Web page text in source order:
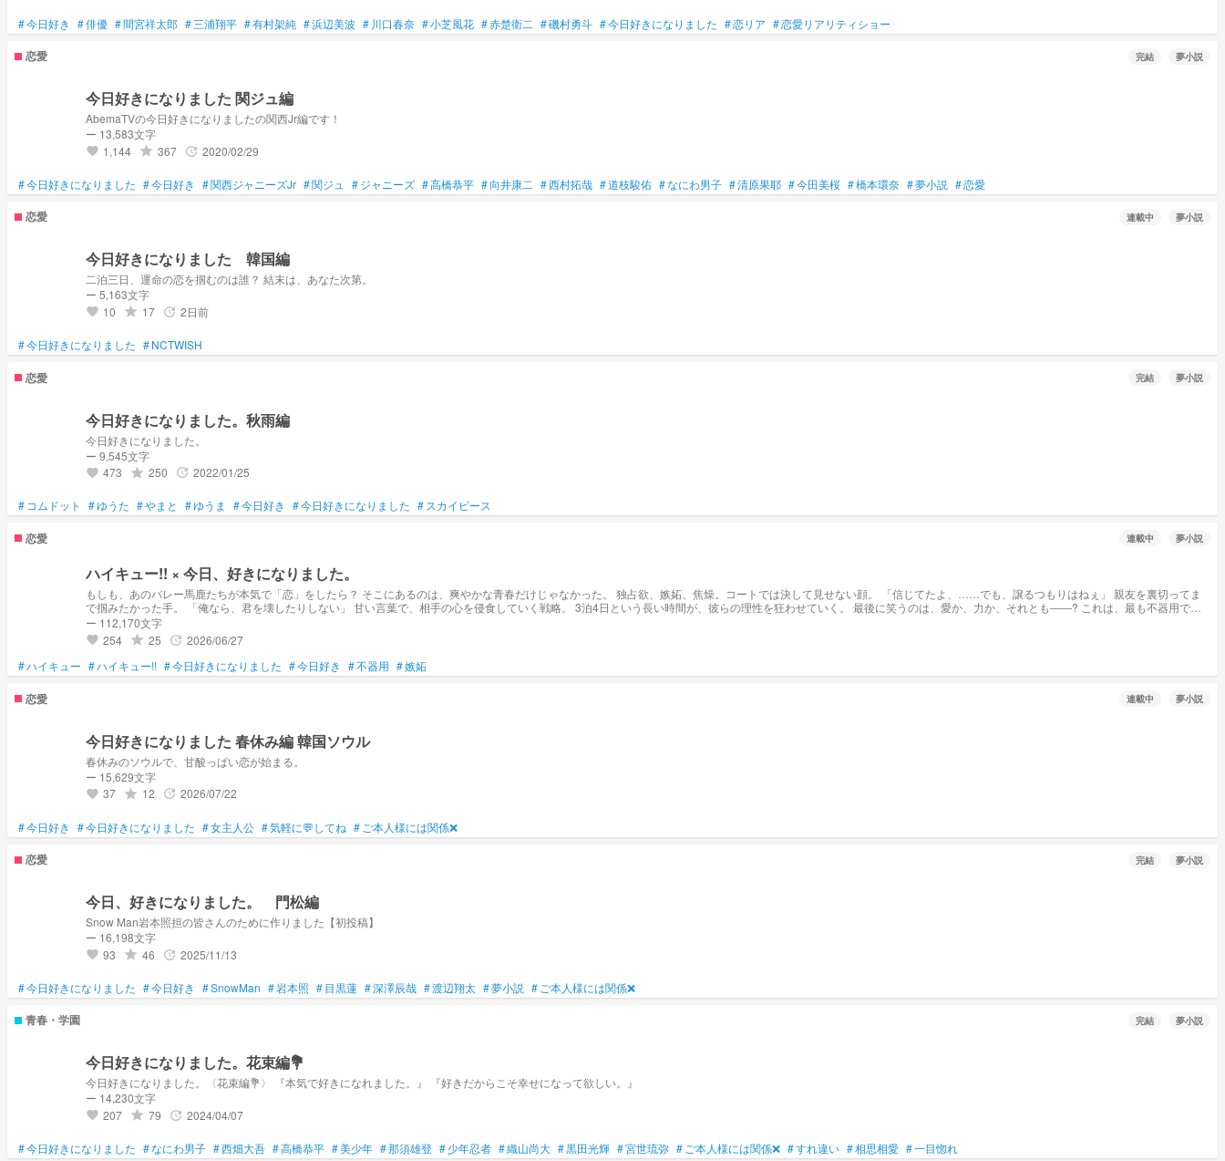
#今日好き #俳優 #間宮祥太郎 #三浦翔平 #有村架純 #浜辺美波 # 川口春奈 #小芝風花 #赤楚衛二 #磯村勇斗 #今日好きになりました #恋リア #恋愛リアリティショー
恋愛 完結 夢小説
今日好きになりました 関ジュ編
AbemaTVの今日好きになりましたの関西Jr編です！
ー 13,583文字
favorite 1,144 grade 367 update 2020/02/29
#今日好きになりました #今日好き #関西ジャニーズJr #関ジュ #ジャニーズ #高橋恭平 #向井康二 #西村拓哉 #道枝駿佑 #なにわ男子 #清原果耶 #今田美桜 #橋本環奈 #夢小説 #恋愛
恋愛 連載中 夢小説
今日好きになりました 韓国編
二泊三日、運命の恋を掴むのは誰？ 結末は、あなた次第。
ー 5,163文字
favorite 10 grade 17 update 2日前
#今日好きになりました #NCTWISH
恋愛 完結 夢小説
今日好きになりました。秋雨編
今日好きになりました。
ー 9,545文字
favorite 473 grade 250 update 2022/01/25
# コムドット #ゆうた #やまと #ゆうま #今日好き #今日好きになりました # スカイピース
恋愛 連載中 夢小説
ハイキュー!! × 今日、好きになりました。
もしも、あのバレー馬鹿たちが本気で「恋」をしたら？ そこにあるのは、爽やかな青春だけじゃなかった。 独占欲、嫉妬、焦燥。コートでは決して見せない顔。 「信じてたよ、……でも、譲るつもりはねぇ」 親友を裏切ってま
で掴みたかった手。 「俺なら、君を壊したりしない」 甘い言葉で、相手の心を侵食していく戦略。 3泊4日という長い時間が、彼らの理性を狂わせていく。 最後に笑うのは、愛か、力か、それとも――? これは、最も不器用で、
ー 112,170文字
favorite 254 grade 25 update 2026/06/27
#ハイキュー #ハイキュー!! #今日好きになりました #今日好き #不器用 #嫉妬
恋愛 連載中 夢小説
今日好きになりました 春休み編 韓国ソウル
春休みのソウルで、甘酸っぱい恋が始まる。
ー 15,629文字
favorite 37 grade 12 update 2026/07/22
#今日好き #今日好きになりました #女主人公 #気軽に💬してね # ご本人様には関係❌
恋愛 完結 夢小説
今日、好きになりました。 門松編
Snow Man岩本照担の皆さんのために作りました【初投稿】
ー 16,198文字
favorite 93 grade 46 update 2025/11/13
#今日好きになりました #今日好き #SnowMan #岩本照 #目黒蓮 #深澤辰哉 #渡辺翔太 #夢小説 # ご本人様には関係❌
青春・学園 完結 夢小説
今日好きになりました。花束編💐
今日好きになりました。〈花束編💐〉 『本気で好きになれました。』 『好きだからこそ幸せになって欲しい。』
ー 14,230文字
favorite 207 grade 79 update 2024/04/07
#今日好きになりました #なにわ男子 #西畑大吾 #高橋恭平 #美少年 #那須雄登 #少年忍者 #織山尚大 #黒田光輝 #宮世琉弥 # ご本人様には関係❌ #すれ違い #相思相愛 #一目惚れ